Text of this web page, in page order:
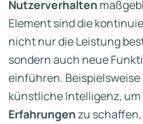
Nutzerverhalten
Element sind die
nicht nur die Leistung
sondern auch neue
einführen.
künstliche Intelligenz,
Erfahrungenzu